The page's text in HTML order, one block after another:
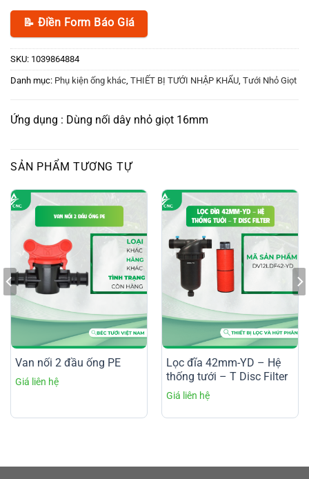
📝 Điền Form Báo Giá
SKU: 1039864884
Danh mục: Phụ kiện ống khác THIẾT BỊ TƯỚI NHẬP KHẨU Tưới Nhỏ Giọt
Ứng dụng : Dùng nối dây nhỏ giọt 16mm
SẢN PHẨM TƯƠNG TỰ
Van nối 2 đầu ống PE
Lọc đĩa 42mm-YD – Hệ
thống tưới – T Disc Filter